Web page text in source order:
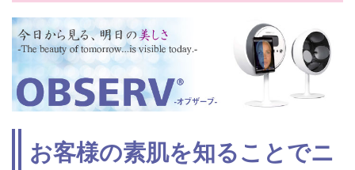
お客様の素肌を知ることでニ